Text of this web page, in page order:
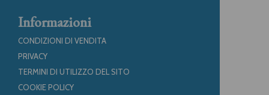
Informazioni
CONDIZIONI DI VENDITA
PRIVACY
TERMINI DI UTILIZZO DEL SITO
COOKIE POLICY